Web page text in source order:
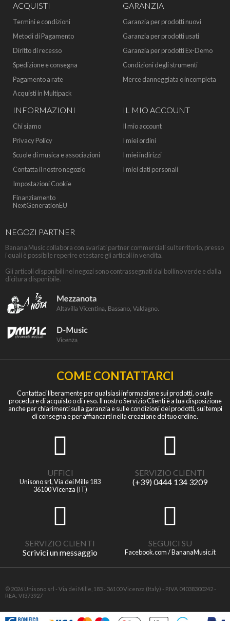
ACQUISTI
Termini e condizioni
Metodi di Pagamento
Diritto di recesso
Spedizione e consegna
Pagamento a rate
Acquisti in Multipack
GARANZIA
Garanzia per prodotti nuovi
Garanzia per prodotti usati
Garanzia per prodotti Ex-Demo
Condizioni degli strumenti
Merce danneggiata o incompleta
INFORMAZIONI
Chi siamo
Privacy Policy
Scuole di musica e associazioni
Contatta il nostro negozio
Impostazioni Cookie
Finanziamento
NextGenerationEU
IL MIO ACCOUNT
Il mio account
I miei ordini
I miei indirizzi
I miei dati personali
NEGOZI PARTNER
Banana Music collabora con svariati partner commerciali sul territorio, presso
i quali è possibile reperire e testare gli articoli in vendita.
Gli articoli disponibili nei negozi sono contrassegnati dal bollino verde e dalla
dicitura disponibile.
COME CONTATTARCI
Contattaci liberamente per qualsiasi informazione sui prodotti, o sulle
procedure di acquisto o di reso. Il nostro Servizio Clienti è a tua disposizione
anche per chiarimenti sulla garanzia e sulle condizioni dei prodotti, sui tempi
di consegna e per affiancarti nella creazione del tuo ordine.
UFFICI
Unisono srl, Via dei Mille 183
36100 Vicenza (IT)
SERVIZIO CLIENTI
(+39) 0444 134 3209
SERVIZIO CLIENTI
Scrivici un messaggio
SEGUICI SU
Facebook.com / BananaMusic.it
© 2026 Unisono srl - Via dei Mille, 183 - 36100 Vicenza (Italy) - P.IVA 04038300242 -
REA: VI373927